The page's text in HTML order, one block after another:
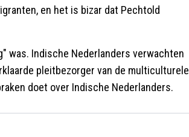
en het is bizar dat Pechtold
was. Indische Nederlanders verwachten
pleitbezorger van de multiculturele
doet over Indische Nederlanders.